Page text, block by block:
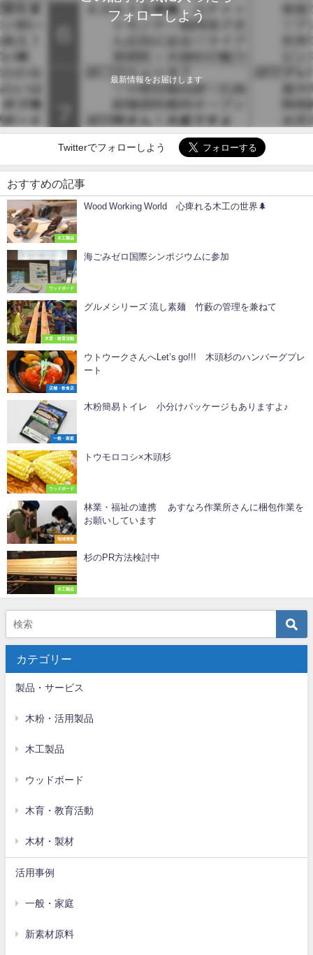
フォローしよう
最新情報をお届けします
Twitterでフォローしよう
おすすめの記事
木工製品
Wood Working World 心痺れる木工の世界🌲
ウッドボード
海ごみゼロ国際シンポジウムに参加
木育・教育活動
グルメシリーズ 流し素麺 竹藪の管理を兼ねて
店舗・飲食店
ウトウークさんへLet’s go!!! 木頭杉のハンバーグプレ
ート
一般・家庭
木粉簡易トイレ 小分けパッケージもありますよ♪
ウッドボード
トウモロコシ×木頭杉
地域情報
林業・福祉の連携 あすなろ作業所さんに梱包作業を
お願いしています
木工製品
杉のPR方法検討中
カテゴリー
製品・サービス
木粉・活用製品
木工製品
ウッドボード
木育・教育活動
木材・製材
活用事例
一般・家庭
新素材原料